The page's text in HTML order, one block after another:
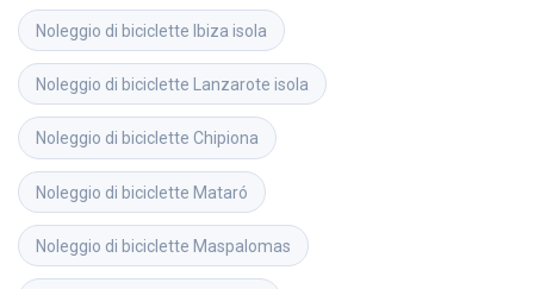
Noleggio di biciclette Ibiza isola
Noleggio di biciclette Lanzarote isola
Noleggio di biciclette Chipiona
Noleggio di biciclette Mataró
Noleggio di biciclette Maspalomas